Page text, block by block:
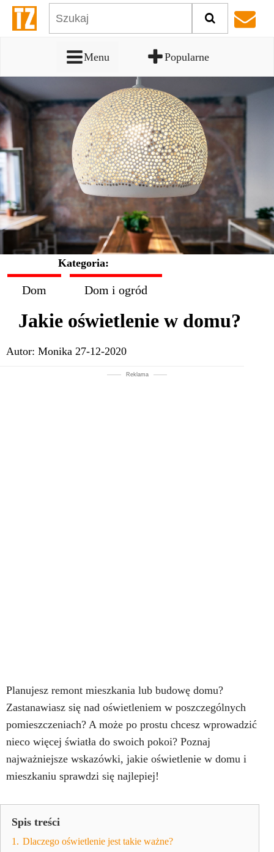
Menu Popularne
Kategoria:
Dom Dom i ogród
Jakie oświetlenie w domu?
Autor: Monika 27-12-2020
Reklama
Planujesz remont mieszkania lub budowę domu?
Zastanawiasz się nad oświetleniem w poszczególnych
pomieszczeniach? A może po prostu chcesz wprowadzić
nieco więcej światła do swoich pokoi? Poznaj
najważniejsze wskazówki, jakie oświetlenie w domu i
mieszkaniu sprawdzi się najlepiej!
Spis treści
1. Dlaczego oświetlenie jest takie ważne?